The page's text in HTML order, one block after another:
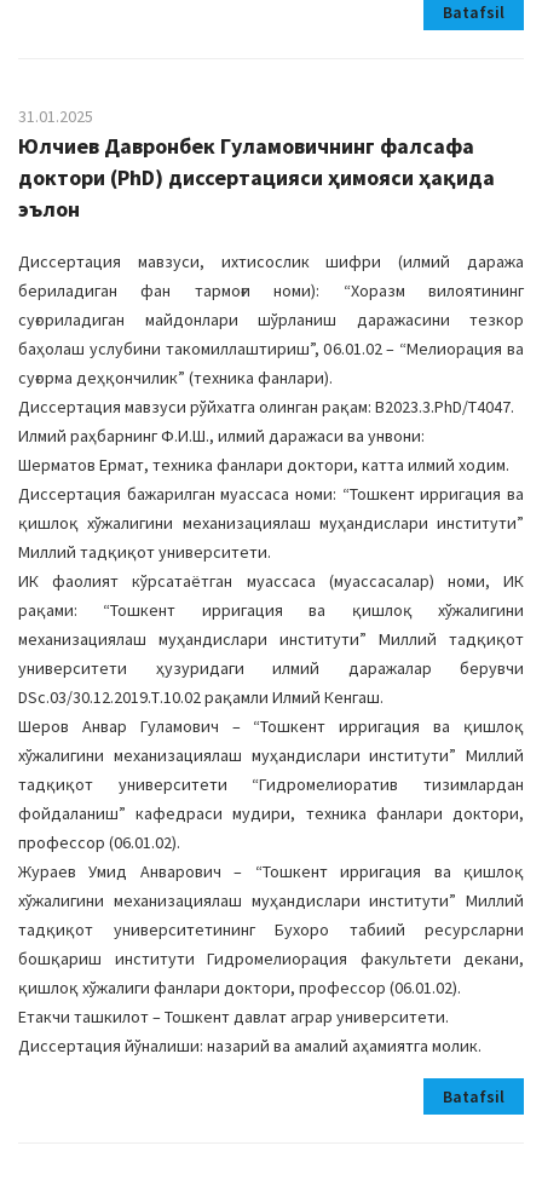
Batafsil
31.01.2025
Юлчиев Давронбек Гуламовичнинг фалсафа
доктори (PhD) диссертацияси ҳимояси ҳақида
эълон
Диссертация мавзуси, ихтисослик шифри (илмий даража
бериладиган фан тармоғи номи): “Хоразм вилоятининг
суғориладиган майдонлари шўрланиш даражасини тезкор
баҳолаш услубини такомиллаштириш”, 06.01.02 – “Мелиорация ва
суғорма деҳқончилик” (техника фанлари).
Диссертация мавзуси рўйхатга олинган рақам: B2023.3.PhD/T4047.
Илмий раҳбарнинг Ф.И.Ш., илмий даражаси ва унвони:
Шерматов Ермат, техника фанлари доктори, катта илмий ходим.
Диссертация бажарилган муассаса номи: “Тошкент ирригация ва
қишлоқ хўжалигини механизациялаш муҳандислари институти”
Миллий тадқиқот университети.
ИК фаолият кўрсатаётган муассаса (муассасалар) номи, ИК
рақами: “Тошкент ирригация ва қишлоқ хўжалигини
механизациялаш муҳандислари институти” Миллий тадқиқот
университети ҳузуридаги илмий даражалар берувчи
DSc.03/30.12.2019.Т.10.02 рақамли Илмий Кенгаш.
Шеров Анвар Гуламович – “Тошкент ирригация ва қишлоқ
хўжалигини механизациялаш муҳандислари институти” Миллий
тадқиқот университети “Гидромелиоратив тизимлардан
фойдаланиш” кафедраси мудири, техника фанлари доктори,
профессор (06.01.02).
Жураев Умид Анварович – “Тошкент ирригация ва қишлоқ
хўжалигини механизациялаш муҳандислари институти” Миллий
тадқиқот университетининг Бухоро табиий ресурсларни
бошқариш институти Гидромелиорация факультети декани,
қишлоқ хўжалиги фанлари доктори, профессор (06.01.02).
Етакчи ташкилот – Тошкент давлат аграр университети.
Диссертация йўналиши: назарий ва амалий аҳамиятга молик.
Batafsil